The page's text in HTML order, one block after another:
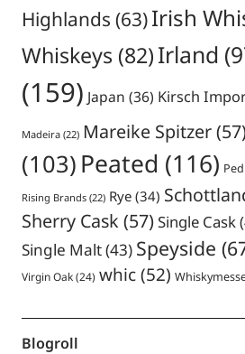
Highlands (63)Irish
Whiskeys (82)Irland
(159) Japan (36) Kirsch
Madeira(22) Mareike Spitzer
(103) Peated (116)
Rising Brands(22) Rye(34)
Sherry Cask (57)Single Cask
Single Malt(43) Speyside
Virgin Oak(24) whic(52)
Blogroll